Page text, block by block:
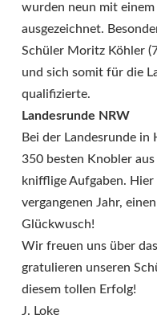
wurden neun mit
ausgezeichnet.
Schüler Moritz Köhler
und sich somit für die
qualifizierte.
Landesrunde NRW
Bei der Landesrunde
350 besten Knobler
knifflige Aufgaben.
vergangenen Jahr,
Glückwusch!
Wir freuen uns über
gratulieren unseren
diesem tollen Erfolg!
J. Loke